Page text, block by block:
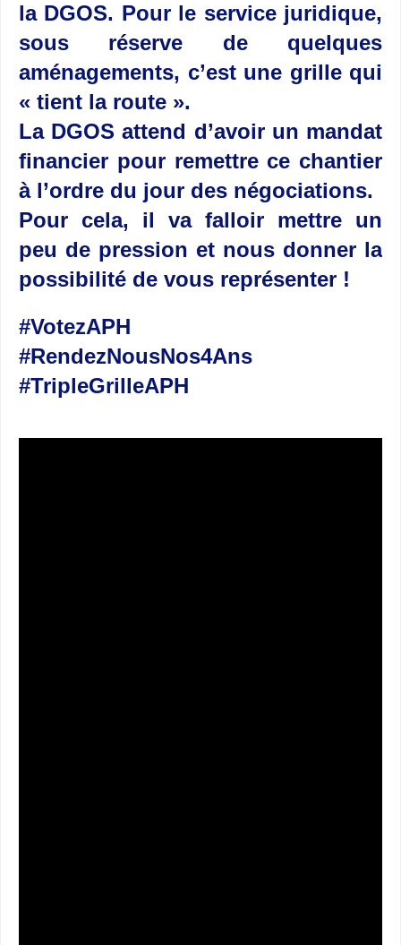
la DGOS. Pour le service juridique,
sous réserve de quelques
aménagements, c’est une grille qui
« tient la route ».
La DGOS attend d’avoir un mandat
financier pour remettre ce chantier
à l’ordre du jour des négociations.
Pour cela, il va falloir mettre un
peu de pression et nous donner la
possibilité de vous représenter !
#VotezAPH
#RendezNousNos4Ans
#TripleGrilleAPH